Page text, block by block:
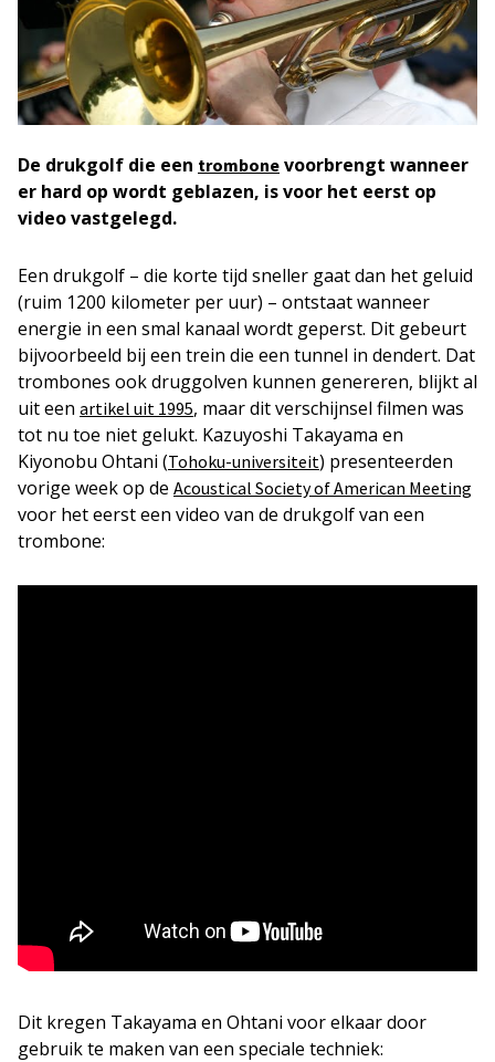
De drukgolf die een trombone voorbrengt wanneer
er hard op wordt geblazen, is voor het eerst op
video vastgelegd.
Een drukgolf – die korte tijd sneller gaat dan het geluid
(ruim 1200 kilometer per uur) – ontstaat wanneer
energie in een smal kanaal wordt geperst. Dit gebeurt
bijvoorbeeld bij een trein die een tunnel in dendert. Dat
trombones ook druggolven kunnen genereren, blijkt al
uit een artikel uit 1995, maar dit verschijnsel filmen was
tot nu toe niet gelukt. Kazuyoshi Takayama en
Kiyonobu Ohtani (Tohoku-universiteit) presenteerden
vorige week op de Acoustical Society of American Meeting
voor het eerst een video van de drukgolf van een
trombone:
Dit kregen Takayama en Ohtani voor elkaar door
gebruik te maken van een speciale techniek: